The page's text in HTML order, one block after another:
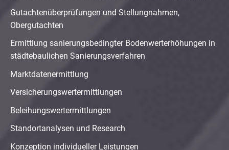
Gutachtenüberprüfungen und Stellungnahmen,
Obergutachten
Ermittlung sanierungsbedingter Bodenwerterhöhungen in
städtebaulichen Sanierungsverfahren
Marktdatenermittlung
Versicherungswertermittlungen
Beleihungswertermittlungen
Standortanalysen und Research
Konzeption individueller Leistungen